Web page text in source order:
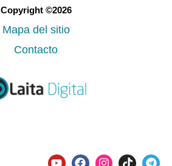
Copyright ©2026
Mapa del sitio
Contacto